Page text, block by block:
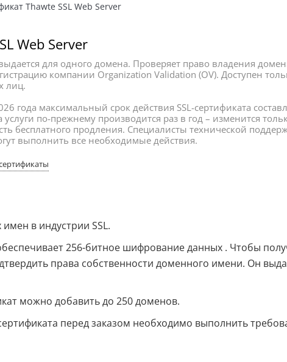
Thawte SSL Web Server
Web Server
для одного домена. Проверяет право владения
компании Organization Validation (OV). Доступен
лиц.
года максимальный срок действия SSL-сертификата
по-прежнему производится раз в год – изменится
бесплатного продления. Специалисты технической
выполнить все необходимые действия.
в индустрии SSL.
256-битное шифрование данных . Чтобы
права собственности доменного имени. Он
можно добавить до 250 доменов.
перед заказом необходимо выполнить